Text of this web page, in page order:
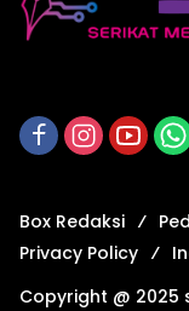
Box Redaksi
Privacy Policy
Copyright @